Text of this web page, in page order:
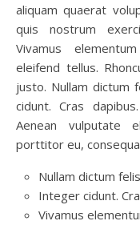
aliquam quaerat
quis nostrum
Vivamus
eleifend tellus.
justo. Nullam dictum
cidunt. Cras
Aenean vulputate
porttitor eu,
Nullam dictum
Integer cidunt.
Vivamus